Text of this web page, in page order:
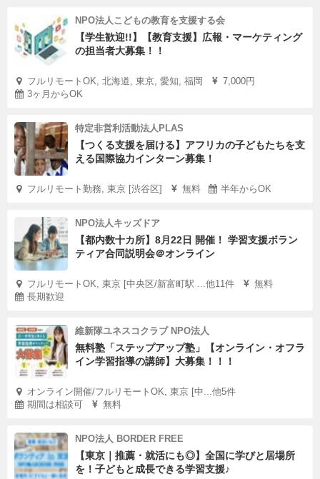
NPO法人こどもの教育を支援する会
【学生歓迎!!】【教育支援】広報・マーケティング
の担当者大募集！！
フルリモートOK, 北海道, 東京, 愛知, 福岡
7,000円
3ヶ月からOK
特定非営利活動法人PLAS
【つくる支援を届ける】アフリカの子どもたちを支
える国際協力インターン募集！
フルリモート勤務, 東京 [渋谷区] 無料 半年からOK
NPO法人キッズドア
【都内数十カ所】8月22日 開催！ 学習支援ボラン
ティア合同説明会＠オンライン
フルリモートOK, 東京 [中央区/新富町駅 ...他11件
無料
長期歓迎
維新隊ユネスコクラブ NPO法人
無料塾「ステップアップ塾」【オンライン・オフラ
イン学習指導の講師】大募集！！！
オンライン開催/フルリモートOK, 東京 [中...他5件
期間は相談可
無料
NPO法人 BORDER FREE
【東京｜推薦・就活にも◎】全国に学びと居場所
を！子どもと成長できる学習支援♪